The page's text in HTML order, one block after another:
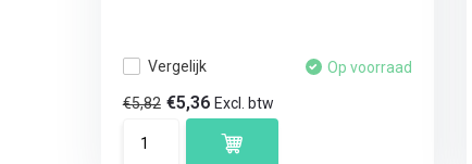
Vergelijk Op voorraad
€5,82 €5,36 Excl. btw